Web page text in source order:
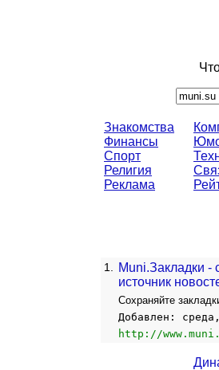
Знакомства
Финансы
Спорт
Религия
Реклама
1.
Muni.Закладки -
источник
Сохраняйте
Добавлен:
http://